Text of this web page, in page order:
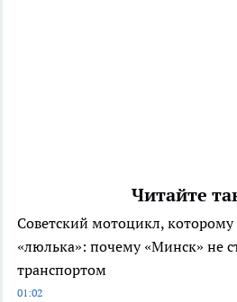
Читайте
Советский мотоцикл, которому
«люлька»: почему «Минск» не
транспортом
01:02